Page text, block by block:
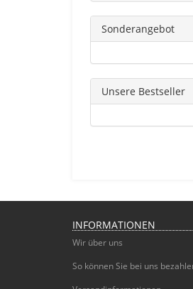
Sonderangebot
Unsere Bestseller
INFORMATIONEN
Wir über uns
So können Sie bei uns